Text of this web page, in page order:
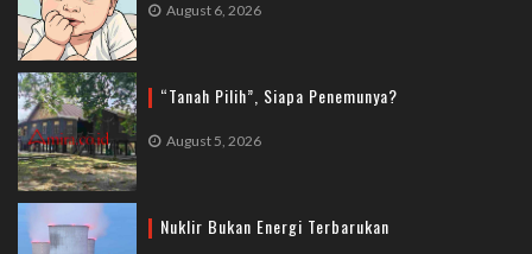
August 6, 2026
“Tanah Pilih”, Siapa Penemunya?
August 5, 2026
Nuklir Bukan Energi Terbarukan